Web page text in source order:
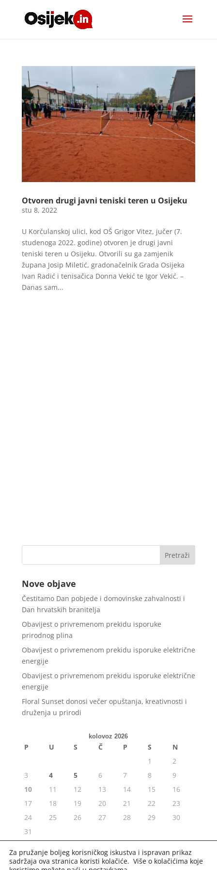
Otvoren drugi javni teniski teren u Osijeku
stu 8, 2022
U Korčulanskoj ulici, kod OŠ Grigor Vitez, jučer (7.
studenoga 2022. godine) otvoren je drugi javni
teniski teren u Osijeku. Otvorili su ga zamjenik
župana Josip Miletić, gradonačelnik Grada Osijeka
Ivan Radić i tenisačica Donna Vekić te Igor Vekić. –
Danas sam...
Nove objave
Čestitamo Dan pobjede i domovinske zahvalnosti i
Dan hrvatskih branitelja
Obavijest o privremenom prekidu isporuke
prirodnog plina
Obavijest o privremenom prekidu isporuke električne
energije
Obavijest o privremenom prekidu isporuke električne
energije
Floral Sunset donosi večer opuštanja, kreativnosti i
druženja u prirodi
kolovoz 2026
P U S Č P S
N
1
2
3
4 5 6 7 8
9
10
11 12 13 14 15
16
17
18 19 20 21 22
23
24
25 26 27 28 29
30
31
« srp
Za pružanje boljeg korisničkog iskustva i ispravan prikaz
sadržaja ova stranica koristi kolačiće. Više o kolačićima koje